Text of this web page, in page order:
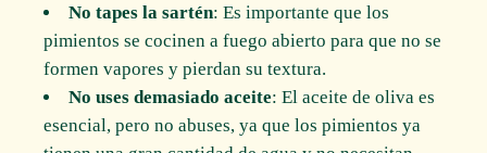
No tapes la sartén: Es importante que los
pimientos se cocinen a fuego abierto para que no se
formen vapores y pierdan su textura.
No uses demasiado aceite: El aceite de oliva es
esencial, pero no abuses, ya que los pimientos ya